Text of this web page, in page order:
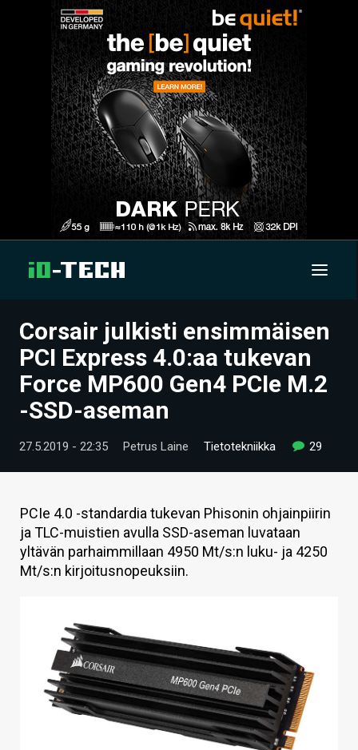
UUTISET
ARTIKKELIT
VIDEOT
TECHBBS
HINTA.FI
KAUPPA
VAIHDA TEEMA
HAKU
Corsair julkisti ensimmäisen
PCI Express 4.0:aa tukevan
Force MP600 Gen4 PCIe M.2
-SSD-aseman
27.5.2019 - 22:35 Petrus Laine Tietotekniikka 29
PCIe 4.0 -standardia tukevan Phisonin ohjainpiirin
ja TLC-muistien avulla SSD-aseman luvataan
yltävän parhaimmillaan 4950 Mt/s:n luku- ja 4250
Mt/s:n kirjoitusnopeuksiin.